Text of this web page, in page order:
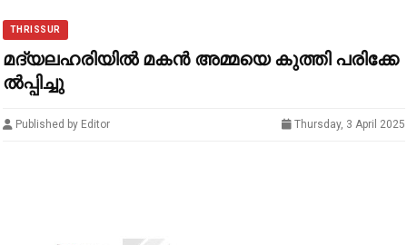
THRISSUR
മ​ദ്യ​ല​ഹ​രി​യി​ൽ മ​ക​ൻ അ​മ്മ​യെ കു​ത്തി പ​രി​ക്കേ​
ൽ​പ്പി​ച്ചു
Published by Editor Thursday, 3 April 2025